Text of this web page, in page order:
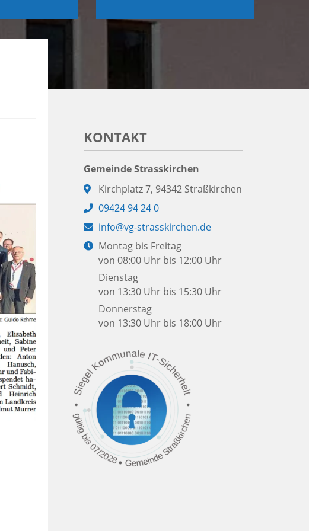
KONTAKT
Gemeinde Strasskirchen
Adresse:
Kirchplatz 7, 94342 Straßkirchen
Telefon:
09424 94 24 0
E-
Mail:
info@vg-strasskirchen.de
Öffnungszeiten:
Montag bis Freitag
von 08:00 Uhr bis 12:00 Uhr
Dienstag
von 13:30 Uhr bis 15:30 Uhr
Donnerstag
von 13:30 Uhr bis 18:00 Uhr